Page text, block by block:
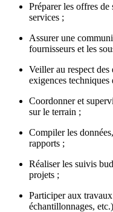
Préparer les offres
services ;
Assurer une
fournisseurs et les
Veiller au respect des
exigences techniques
Coordonner et
sur le terrain ;
Compiler les
rapports ;
Réaliser les suivis
projets ;
Participer aux
échantillonnages,